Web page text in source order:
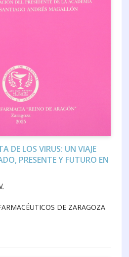
DE LOS VIRUS: UN VIAJE
PRESENTE Y FUTURO EN
DE ZARAGOZA